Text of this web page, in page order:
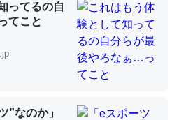
のか。知らんかった。調べたら
エビの600分の1程度。
ってるの自
てこと
”なのか」